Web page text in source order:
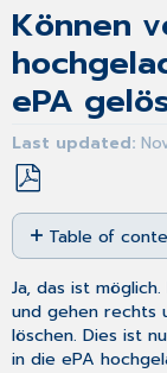
Können
ePA
Last updated
Save
as
PDF
Table of
No
headers
Ja, das ist
und gehen rechts
löschen. Dies ist
in die ePA